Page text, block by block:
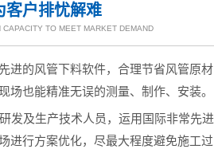
客户排忧解难
CAPACITY TO MEET MARKET DEMAND
进的风管下料软件，合理节省风管原材
场也能精准无误的测量、制作、安装。
发及生产技术人员，运用国际非常先进
进行方案优化，尽最大程度避免施工过